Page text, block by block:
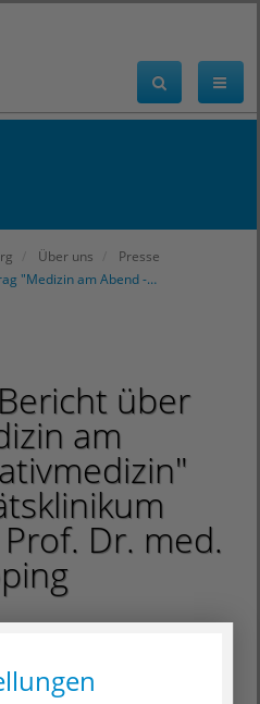
Über uns
Presse
"Medizin am Abend -…
über
am
Dr. med.
begleitet